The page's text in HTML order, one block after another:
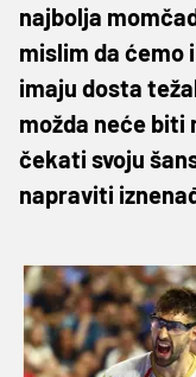
najbolja
mislim da ćemo
imaju dosta
možda neće biti
čekati svoju
napraviti